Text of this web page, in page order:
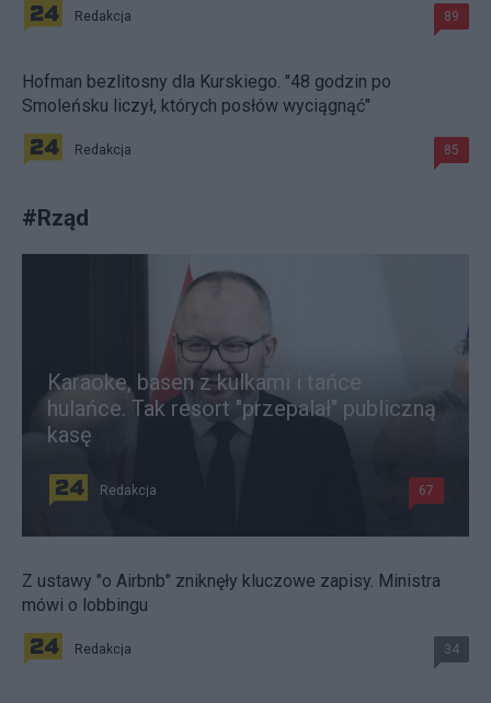
Redakcja 89
Hofman bezlitosny dla Kurskiego. "48 godzin po
Smoleńsku liczył, których posłów wyciągnąć"
Redakcja 85
#Rząd
Karaoke, basen z kulkami i tańce
hulańce. Tak resort "przepalał" publiczną
kasę
Redakcja 67
Z ustawy "o Airbnb" zniknęły kluczowe zapisy. Ministra
mówi o lobbingu
Redakcja 34